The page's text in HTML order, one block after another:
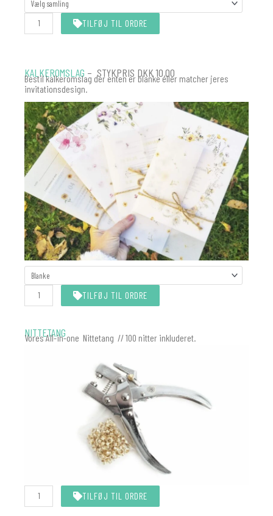
TILFØJ TIL ORDRE
KALKEROMSLAG – STYKPRIS DKK 10.00
Bestil kalkeromslag der enten er blanke eller matcher jeres
invitationsdesign.
KALKEROMSLAG
MATCHER
INVITATIONEN
TILFØJ TIL ORDRE
NITTETANG
Vores All-in-one Nittetang // 100 nitter inkluderet.
Nittetang
In-
TILFØJ TIL ORDRE